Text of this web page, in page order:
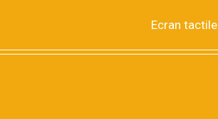
Ecran tactile